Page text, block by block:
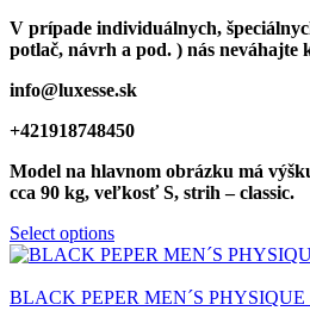
V prípade individuálnych,
potlač, návrh a pod. ) nás neváhajte
info@luxesse.sk
+421918748450
Model na hlavnom obrázku má
cca 90 kg, veľkosť S, strih – classic.
Select options
BLACK PEPER MEN´S PHYSIQUE